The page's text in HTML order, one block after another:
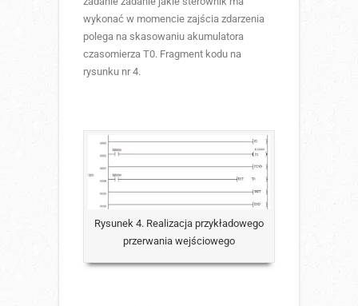
wykonać w momencie zajścia zdarzenia
polega na skasowaniu akumulatora
czasomierza T0. Fragment kodu na
rysunku nr 4.
Rysunek 4. Realizacja przykładowego
przerwania wejściowego